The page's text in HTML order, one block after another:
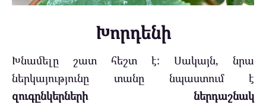
Խորդենի
Խնամելը շատ հեշտ է: Սակայն, նրա
ներկայությունը տանը նպաստում է
զուգընկերների ներդաշնակ